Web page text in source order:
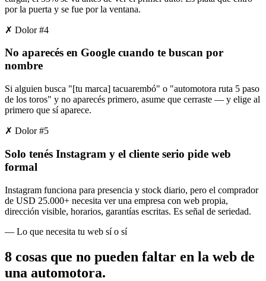
por la puerta y se fue por la ventana.
✗ Dolor #4
No aparecés en Google cuando te buscan por
nombre
Si alguien busca "[tu marca] tacuarembó" o "automotora ruta 5 paso
de los toros" y no aparecés primero, asume que cerraste — y elige al
primero que sí aparece.
✗ Dolor #5
Solo tenés Instagram y el cliente serio pide web
formal
Instagram funciona para presencia y stock diario, pero el comprador
de USD 25.000+ necesita ver una empresa con web propia,
dirección visible, horarios, garantías escritas. Es señal de seriedad.
— Lo que necesita tu web sí o sí
8 cosas que no pueden faltar en la web de
una automotora.